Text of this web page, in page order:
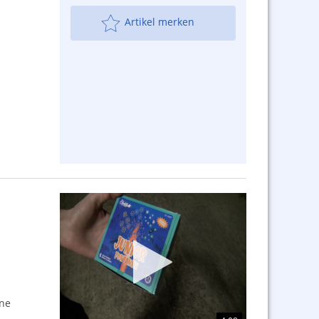
Artikel merken